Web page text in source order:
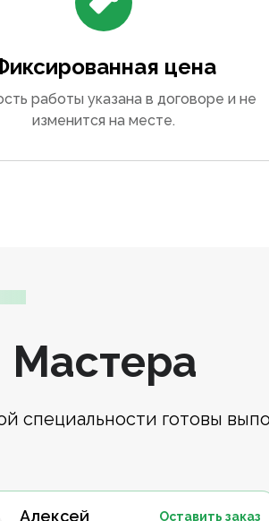
цена
работы указана в договоре и не
изменится на месте.
Мастера
специальности готовы
Алексей Оставить заказ